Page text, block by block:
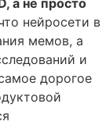
а не просто
нейросети в
мемов, а
и
дорогое